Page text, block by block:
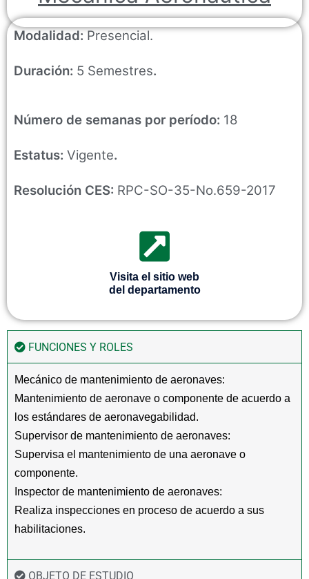
Modalidad: Presencial.
Duración: 5 Semestres.
Número de semanas por período: 18
Estatus: Vigente.
Resolución CES: RPC-SO-35-No.659-2017
Visita el sitio web
del departamento
FUNCIONES Y ROLES
Mecánico de mantenimiento de aeronaves:
Mantenimiento de aeronave o componente de acuerdo a
los estándares de aeronavegabilidad.
Supervisor de mantenimiento de aeronaves:
Supervisa el mantenimiento de una aeronave o
componente.
Inspector de mantenimiento de aeronaves:
Realiza inspecciones en proceso de acuerdo a sus
habilitaciones.
OBJETO DE ESTUDIO